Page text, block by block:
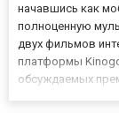
начавшись как
полноценную
двух фильмов
платформы
обсуждаемых